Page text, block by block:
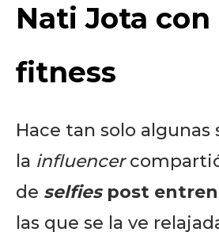
Nati Jota
fitness
Hace tan solo algunas
la influencer
de selfies post
las que se la ve